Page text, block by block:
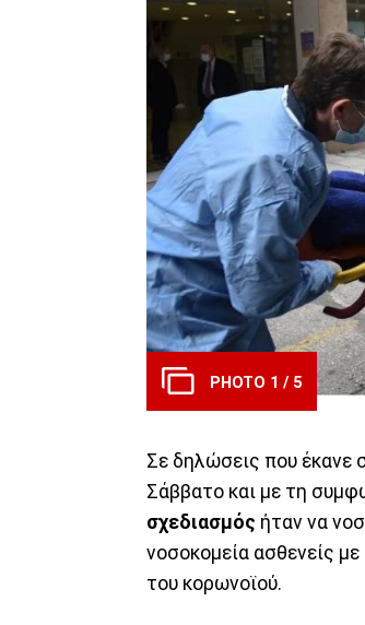
PHOTO 1 / 5
Σε δηλώσεις που έκανε
Σάββατο και με τη
σχεδιασμός ήταν να
νοσοκομεία ασθενείς
του κορωνοϊού.